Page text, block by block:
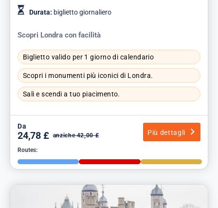
Durata: biglietto giornaliero
Scopri Londra con facilità
Biglietto valido per 1 giorno di calendario
Scopri i monumenti più iconici di Londra.
Sali e scendi a tuo piacimento.
Da
24,78 £ anziche 42,00 £ Più dettagli
Routes: